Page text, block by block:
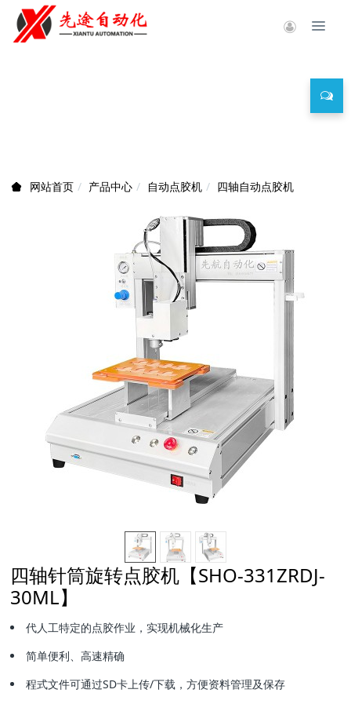
网站首页 产品中心 自动点胶机 四轴自动点胶机
四轴针筒旋转点胶机【SHO-331ZRDJ-
30ML】
代人工特定的点胶作业，实现机械化生产
简单便利、高速精确
程式文件可通过SD卡上传/下载，方便资料管理及保存